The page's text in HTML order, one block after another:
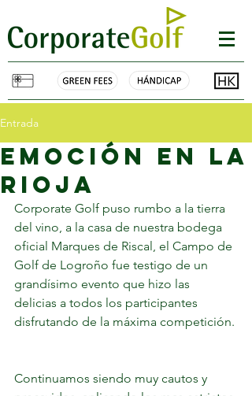
Entrada
Emoción en La
Rioja
Corporate Golf puso rumbo a la tierra
del vino, a la casa de nuestra bodega
oficial Marques de Riscal, el Campo de
Golf de Logroño fue testigo de un
grandísimo evento que hizo las
delicias a todos los participantes
disfrutando de la máxima competición.
Continuamos siendo muy cautos y